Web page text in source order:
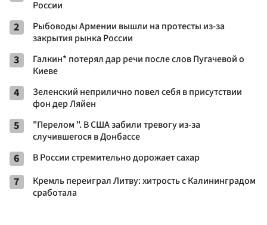
России
2
Рыбоводы Армении вышли на протесты из-за
закрытия рынка России
3
Галкин* потерял дар речи после слов Пугачевой о
Киеве
4
Зеленский неприлично повел cебя в присутствии
фон дер Ляйен
5
"Перелом ". В США забили тревогу из-за
случившегося в Донбассе
6 В России стремительно дорожает сахар
7
Кремль переиграл Литву: хитрость с Калининградом
сработала